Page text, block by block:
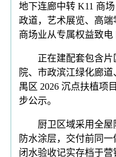
地下连廊中转 K11 商
政道，艺术展览、高端
商场业从专属权益致电
正在建配套包含片
院、市政滨江绿化廊
禺区 2026 沉点扶植项
步公示。
厨卫区域采用全屋
防水涂层，交付前同
闭水验收记实存档于